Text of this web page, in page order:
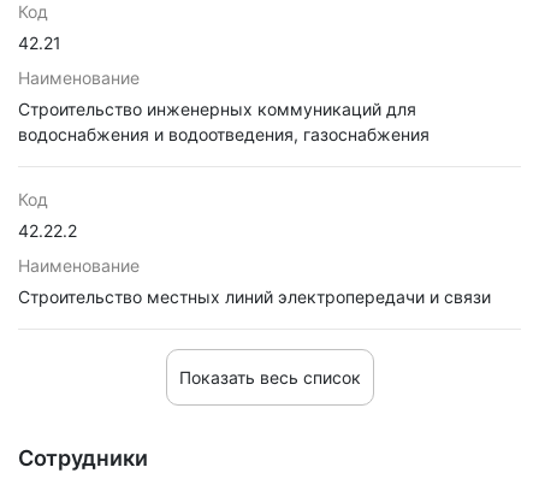
Код
42.21
Наименование
Строительство инженерных коммуникаций для
водоснабжения и водоотведения, газоснабжения
Код
42.22.2
Наименование
Строительство местных линий электропередачи и связи
Показать весь список
Сотрудники